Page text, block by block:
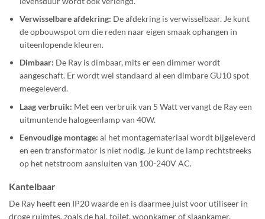
Verwisselbare afdekring: De afdekring is verwisselbaar. Je kunt
de opbouwspot om die reden naar eigen smaak ophangen in
uiteenlopende kleuren.
Dimbaar: De Ray is dimbaar, mits er een dimmer wordt
aangeschaft. Er wordt wel standaard al een dimbare GU10 spot
meegeleverd.
Laag verbruik: Met een verbruik van 5 Watt vervangt de Ray een
uitmuntende halogeenlamp van 40W.
Eenvoudige montage:al het montagemateriaal wordt bijgeleverd
en een transformator is niet nodig. Je kunt de lamp rechtstreeks
op het netstroom aansluiten van 100-240V AC.
Kantelbaar
De Ray heeft een IP20 waarde en is daarmee juist voor utiliseer in
droge ruimtes, zoals de hal, toilet, woonkamer of slaapkamer.